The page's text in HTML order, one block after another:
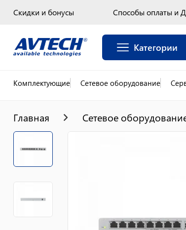
Скидки и бонусы Способы оплаты и
Категории
Комплектующие Сетевое оборудование
Главная Сетевое